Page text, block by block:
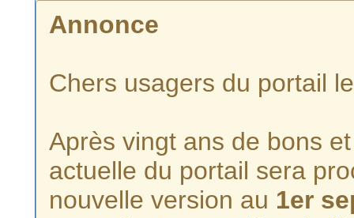
Annonce
Chers usagers du portail
Après vingt ans de bons
actuelle du portail sera
nouvelle version au 1er